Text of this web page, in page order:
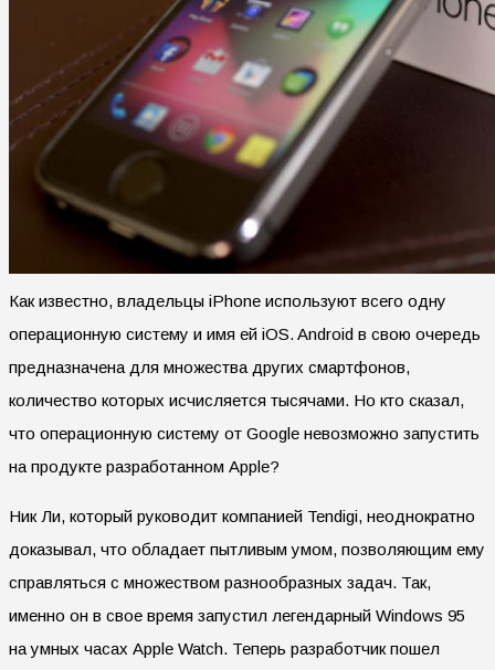
Как известно, владельцы iPhone используют всего одну
операционную систему и имя ей iOS. Android в свою очередь
предназначена для множества других смартфонов,
количество которых исчисляется тысячами. Но кто сказал,
что операционную систему от Google невозможно запустить
на продукте разработанном Apple?
Ник Ли, который руководит компанией Tendigi, неоднократно
доказывал, что обладает пытливым умом, позволяющим ему
справляться с множеством разнообразных задач. Так,
именно он в свое время запустил легендарный Windows 95
на умных часах Apple Watch. Теперь разработчик пошел